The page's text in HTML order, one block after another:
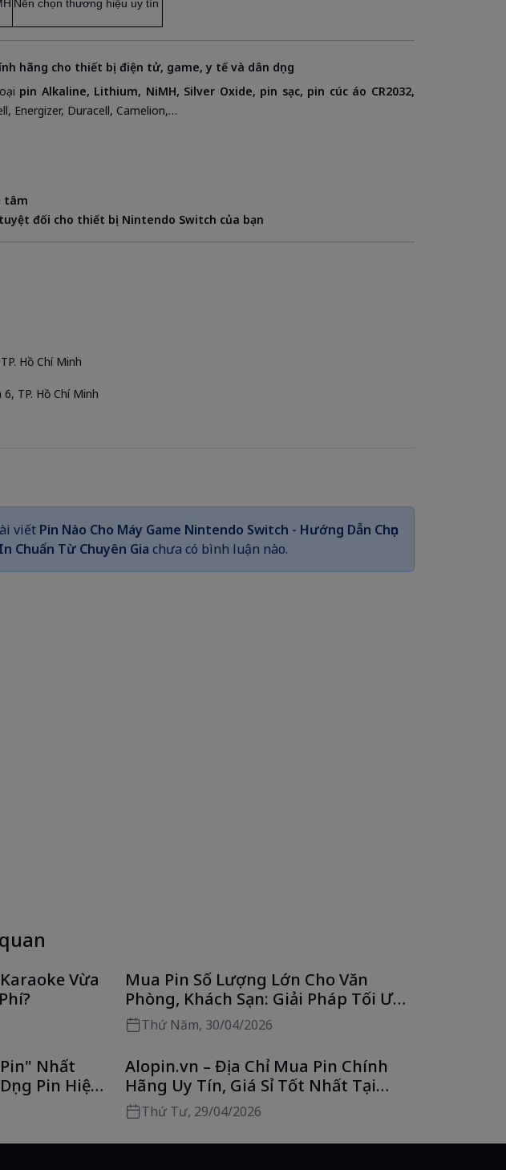
Nên chọn thương hiệu uy tín
hãng cho thiết bị điện tử, game, y tế và dân dụng
pin Alkaline, Lithium, NiMH, Silver Oxide, pin sạc, pin cúc áo CR2032,
Energizer, Duracell, Camelion,…
tâm
đối cho thiết bị Nintendo Switch của bạn
Hồ Chí Minh
TP. Hồ Chí Minh
viết Pin Nào Cho Máy Game Nintendo Switch - Hướng Dẫn Chọn
Chuẩn Từ Chuyên Gia chưa có bình luận nào.
Vừa
Mua Pin Số Lượng Lớn Cho Văn
Phòng, Khách Sạn: Giải Pháp Tối Ưu
Chi Phí Cùng Alo Pin
Thứ Năm, 30/04/2026
Nhất
Pin Hiệu
Alopin.vn – Địa Chỉ Mua Pin Chính
Hãng Uy Tín, Giá Sỉ Tốt Nhất Tại
HCM
Thứ Tư, 29/04/2026